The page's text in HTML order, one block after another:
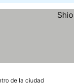
de la ciudad